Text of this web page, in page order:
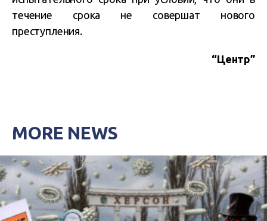
течение срока не совершат нового
преступления.
“Центр”
MORE NEWS